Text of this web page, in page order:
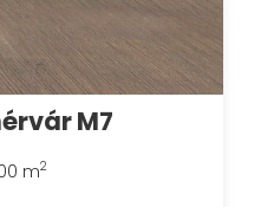
M7
m2